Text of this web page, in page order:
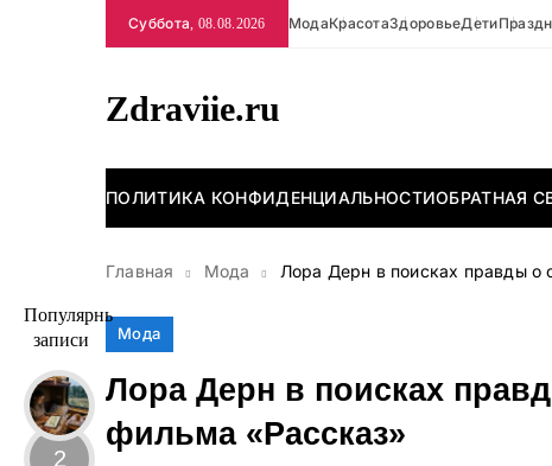
Суббота, 08.08.2026 МодаКрасотаЗдоровьеДети
Zdraviie.ru
ПОЛИТИКА КОНФИДЕНЦИАЛЬНОСТИОБРАТНАЯ
Главная Мода Лора Дерн в поисках правды о
Популярные
записи
2
Мода
Лора Дерн в поисках
фильма «Рассказ»